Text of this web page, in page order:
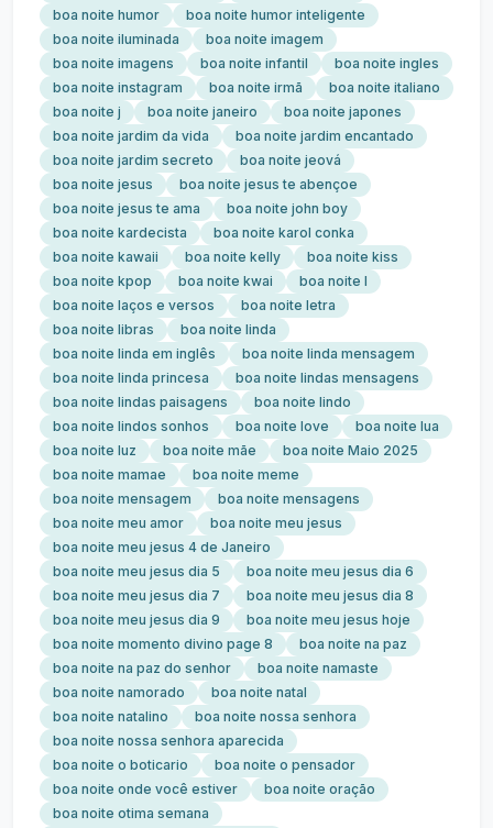
boa noite humor
boa noite humor inteligente
boa noite iluminada
boa noite imagem
boa noite imagens
boa noite infantil
boa noite ingles
boa noite instagram
boa noite irmã
boa noite italiano
boa noite j
boa noite janeiro
boa noite japones
boa noite jardim da vida
boa noite jardim encantado
boa noite jardim secreto
boa noite jeová
boa noite jesus
boa noite jesus te abençoe
boa noite jesus te ama
boa noite john boy
boa noite kardecista
boa noite karol conka
boa noite kawaii
boa noite kelly
boa noite kiss
boa noite kpop
boa noite kwai
boa noite l
boa noite laços e versos
boa noite letra
boa noite libras
boa noite linda
boa noite linda em inglês
boa noite linda mensagem
boa noite linda princesa
boa noite lindas mensagens
boa noite lindas paisagens
boa noite lindo
boa noite lindos sonhos
boa noite love
boa noite lua
boa noite luz
boa noite mãe
boa noite Maio 2025
boa noite mamae
boa noite meme
boa noite mensagem
boa noite mensagens
boa noite meu amor
boa noite meu jesus
boa noite meu jesus 4 de Janeiro
boa noite meu jesus dia 5
boa noite meu jesus dia 6
boa noite meu jesus dia 7
boa noite meu jesus dia 8
boa noite meu jesus dia 9
boa noite meu jesus hoje
boa noite momento divino page 8
boa noite na paz
boa noite na paz do senhor
boa noite namaste
boa noite namorado
boa noite natal
boa noite natalino
boa noite nossa senhora
boa noite nossa senhora aparecida
boa noite o boticario
boa noite o pensador
boa noite onde você estiver
boa noite oração
boa noite otima semana